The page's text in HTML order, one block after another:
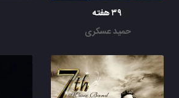
۳۹ هفته
حمید عسکری